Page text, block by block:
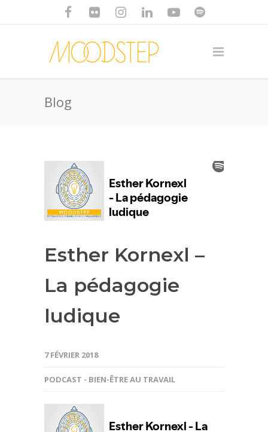
Blog
Esther Kornexl –
La pédagogie
ludique
7 FÉVRIER 2018
PODCAST - BIEN-ÊTRE AU TRAVAIL